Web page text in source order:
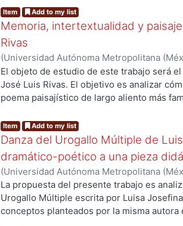
narrativas.
escritoras mas representativas de la
una aproximación a los elementos
la Autobiografía de Christie, para revisar
allá de si el personaje de Agatha Christie
es determinar que implicaciones tiene su
partiendo, en primer lugar del análisis
enfocarse en ella como personaje
como heroína y las estructuras narrativas
cuento.
Item Add to my list
Memoria, intertextualidad y
Rivas
(Universidad Autónoma Metropolitana
Adame Rábago, Alejandro José
El objeto de estudio de este trabajo será
José Luis Rivas. El objetivo es analizar
poema paisajístico de largo aliento más
ambición en la forma, tuvo en la tradición
que interpretar el poema, analizar
esa manera, poder hacer una reflexión de
compositivas de un momento específico
partiendo de la base y el entendimiento
producto de las posibilidades
flujo de esa tradición, además de las
cultural en el cual se enmarca el poema de
Item Add to my list
Danza del Urogallo Múltiple de
dramático-poético a una pieza
(Universidad Autónoma Metropolitana
Morel Díaz, Arizbell
La propuesta del presente trabajo es
Urogallo Múltiple escrita por Luisa
conceptos planteados por la misma